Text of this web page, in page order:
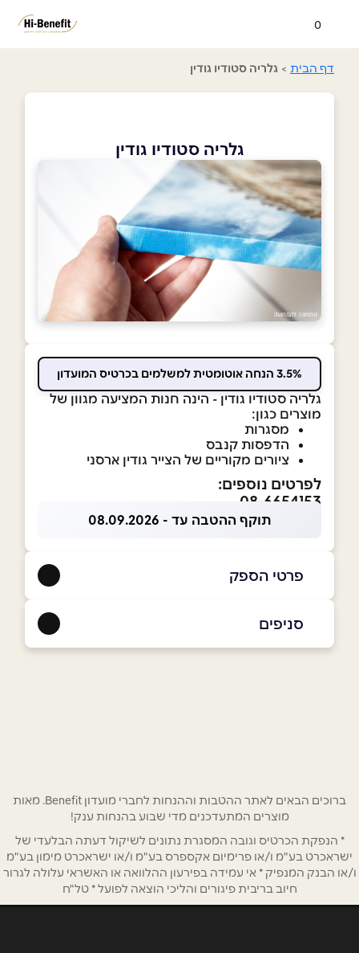
0
דף הבית > גלריה סטודיו גודין
גלריה סטודיו גודין
3.5% הנחה אוטומטית למשלמים בכרטיס המועדון
גלריה סטודיו גודין - הינה חנות המציעה מגוון של
מוצרים כגון:
מסגרות
הדפסות קנבס
ציורים מקוריים של הצייר גודין ארסני
לפרטים נוספים:
08-6654153
תוקף ההטבה עד - 08.09.2026
פרטי הספק
נושא*
אנא חזרו אלי בקשר ל...
הודעה*
סניפים
ברוכים הבאים לאתר ההטבות וההנחות לחברי מועדון Benefit. מאות
מוצרים המתעדכנים מדי שבוע בהנחות ענק!
* הנפקת הכרטיס וגובה המסגרת נתונים לשיקול דעתה הבלעדי של
ישראכרט בע"מ ו/או פרימיום אקספרס בע"מ ו/או ישראכרט מימון בע"מ
ו/או הבנק המנפיק * אי עמידה בפירעון ההלוואה או האשראי עלולה לגרור
חיוב בריבית פיגורים והליכי הוצאה לפועל * טל"ח